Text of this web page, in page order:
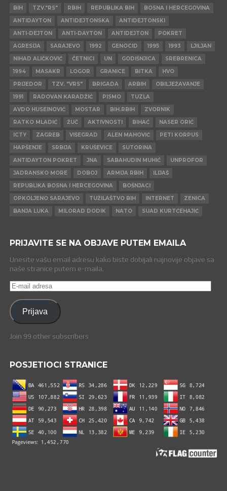
BIH TZV."RS" RBIH REPUBLIKA BIH
BOSNA I HERCEGOVINA
ANTIDAYTON
ANTIDEJTONSKA
ANTIDEJTONSKI
ANTI-DEJTON
ANTI-DAYTON ANTIDEJTON
POKRET
AGRESIJA
SARAJEVO 1992 GENOCID 1995 1993
LJILJAN
NIHAD ALIČKOVIĆ
ČETNICI UN GODIŠNJICA
SREBRENICA
1994
MASAKR LOGOR GRANICE BITKA
HVO
PRIJEDOR
TZV. "VRS" BRIGADA ARBIH
OBILJEŽAVANJE
1991
RADOVAN KARADŽIĆ PISMO
TUZLA
AVDO HUSEINOVIĆ
MOSTAR BIH.RBIH
ZVORNIK
RATKO MLADIĆ
ŽUČ AKTIVNOSTI BIHAĆ
NASER ORIĆ
ICTY
ZAGREB VIŠEGRAD ALEN MAHOVIĆ
PETI KORPUS
HAPŠENJE
SRBIJA KRUŠEVICE
SUTORINA
ANTIDAYTON POKRET
JNA SABAHUDIN MUHIĆ
UNPROFOR
JADRANSKO MORE
DOBOJ ARMIJA RBIH
ILIJAŠ
REPUBLIKA BOSNA I HERCEGOVINA
BOŠNJACI
OPKOLJENO SARAJEVO
TUŽILAŠTVO BIH INTERNET
ZENICA
BANJA LUKA
MILORAD DODIK NATO SUAD KURTĆEHAJIĆ
PRIJAVITE SE NA OBJAVE PUTEM EMAILA
Unesite vašu email adresu kako biste dobijali najnovije objave sa
naše stranice putem e-maila.
E-
mail
adresa
Prijava
Join 99 other subscribers
POSJETIOCI STRANICE